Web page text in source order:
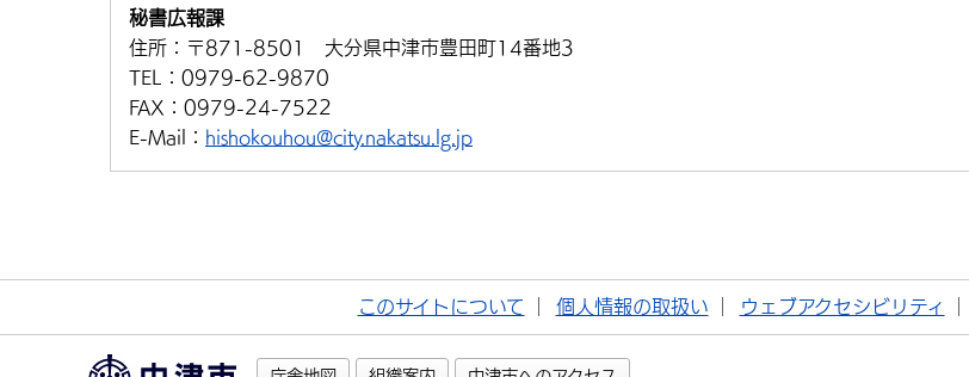
秘書広報課
住所： 〒871-8501 大分県中津市豊田町14番地3
TEL： 0979-62-9870
FAX： 0979-24-7522
E-Mail： hishokouhou@city.nakatsu.lg.jp
このサイトについて 個人情報の取扱い ウェブアクセシビリティ